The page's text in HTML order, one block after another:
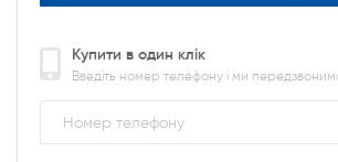
Купити в один клік
Введіть номер телефону і ми